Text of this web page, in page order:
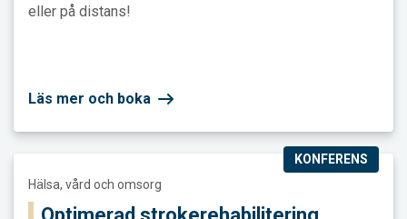
eller på distans!
Läs mer och boka
Läs mer och boka Optimerad strokerehabiliteringKONFERENS
Hälsa, vård och omsorg